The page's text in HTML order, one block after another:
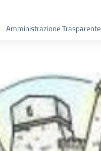
Amministrazione Trasparente